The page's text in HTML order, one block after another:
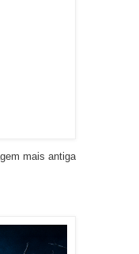
mais antiga